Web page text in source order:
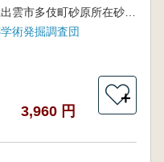
島根県出雲市多伎町砂原所在砂原遺跡発掘調査報告書
術発掘調査団
3,960 円
＋